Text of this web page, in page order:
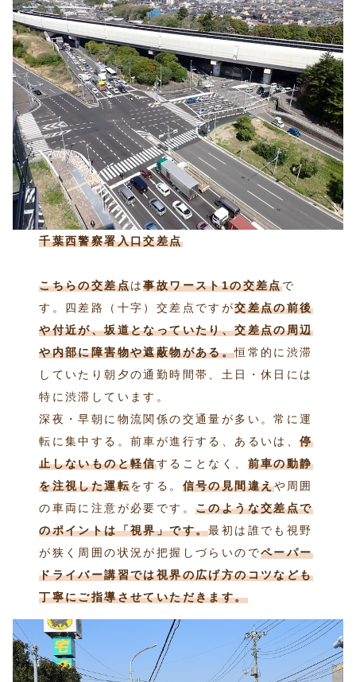
千葉西警察署入口交差点
こちらの交差点は事故ワースト1の交差点で
す。四差路（十字）交差点ですが交差点の前後
や付近が、坂道となっていたり、交差点の周辺
や内部に障害物や遮蔽物がある。恒常的に渋滞
していたり朝夕の通勤時間帯、土日・休日には
特に渋滞しています。
深夜・早朝に物流関係の交通量が多い。常に運
転に集中する。前車が進行する、あるいは、停
止しないものと軽信することなく、 前車の動静
を注視した運転をする。 信号の見間違えや周囲
の車両に注意が必要です。このような交差点で
のポイントは「視界」です。最初は誰でも視野
が狭く周囲の状況が把握しづらいのでペーパー
ドライバー講習では視界の広げ方のコツなども
丁寧にご指導させていただきます。